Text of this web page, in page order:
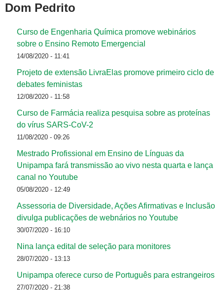
Dom Pedrito
Curso de Engenharia Química promove webinários
sobre o Ensino Remoto Emergencial
14/08/2020 - 11:41
Projeto de extensão LivraElas promove primeiro ciclo de
debates feministas
12/08/2020 - 11:58
Curso de Farmácia realiza pesquisa sobre as proteínas
do vírus SARS-CoV-2
11/08/2020 - 09:26
Mestrado Profissional em Ensino de Línguas da
Unipampa fará transmissão ao vivo nesta quarta e lança
canal no Youtube
05/08/2020 - 12:49
Assessoria de Diversidade, Ações Afirmativas e Inclusão
divulga publicações de webnários no Youtube
30/07/2020 - 16:10
Nina lança edital de seleção para monitores
28/07/2020 - 13:13
Unipampa oferece curso de Português para estrangeiros
27/07/2020 - 21:38